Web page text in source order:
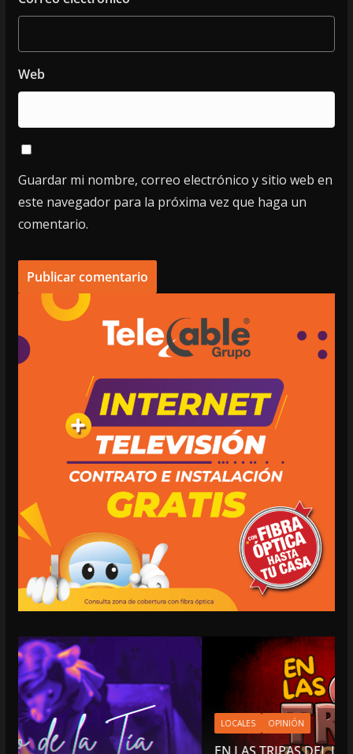
Web
Guardar mi nombre, correo electrónico y sitio web en
este navegador para la próxima vez que haga un
comentario.
LOCALES OPINIÓN